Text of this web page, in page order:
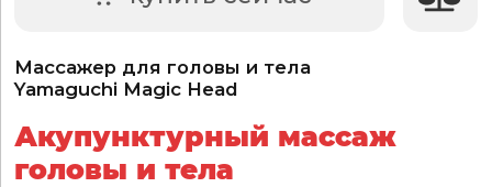
Массажер для головы и тела
Yamaguchi Magic Head
Акупунктурный массаж
головы и тела